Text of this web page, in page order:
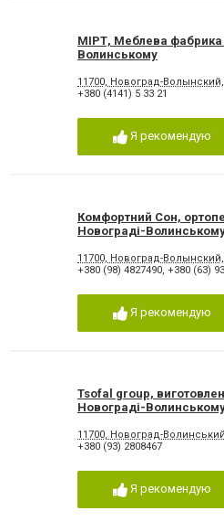
МІРТ, Меблева фабрика
Волинському
11700, Новоград-
+380 (4141) 5 33 21
Я рекомендую
Комфортний Сон,
Новограді-
11700, Новоград-
+380 (98) 4827490, +380 (63)
Я рекомендую
Tsofal group,
Новограді-
11700, Новоград-
+380 (93) 2808467
Я рекомендую